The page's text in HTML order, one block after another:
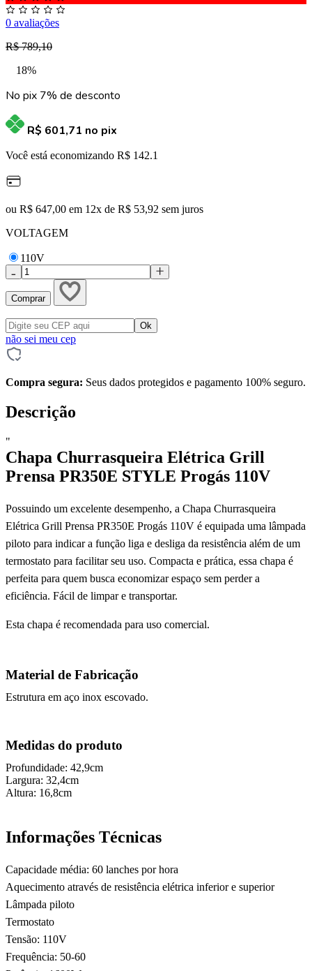
0 avaliações
R$ 789,10
18%
No pix 7% de desconto
R$ 601,71 no pix
Você está economizando R$ 142.1
ou R$ 647,00 em 12x de R$ 53,92 sem juros
VOLTAGEM
110V
Comprar
não sei meu cep
Compra segura: Seus dados protegidos e pagamento 100% seguro.
Descrição
"
Chapa Churrasqueira Elétrica Grill
Prensa PR350E STYLE Progás 110V
Possuindo um excelente desempenho, a Chapa Churrasqueira
Elétrica Grill Prensa PR350E Progás 110V é equipada uma lâmpada
piloto para indicar a função liga e desliga da resistência além de um
termostato para facilitar seu uso. Compacta e prática, essa chapa é
perfeita para quem busca economizar espaço sem perder a
eficiência. Fácil de limpar e transportar.
Esta chapa é recomendada para uso comercial.
Material de Fabricação
Estrutura em aço inox escovado.
Medidas do produto
Profundidade: 42,9cm
Largura: 32,4cm
Altura: 16,8cm
Informações Técnicas
Capacidade média: 60 lanches por hora
Aquecimento através de resistência elétrica inferior e superior
Lâmpada piloto
Termostato
Tensão: 110V
Frequência: 50-60